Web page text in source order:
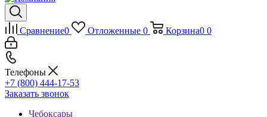
Сравнение0 Отложенные 0 Корзина0 0
Телефоны
+7 (800) 444-17-53
Заказать звонок
Чебоксары